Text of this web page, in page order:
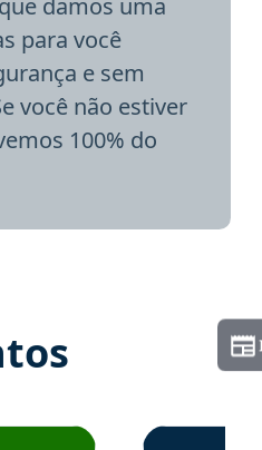
para você
e sem
você não estiver
100% do
o Aprova Concursos em
Estudante